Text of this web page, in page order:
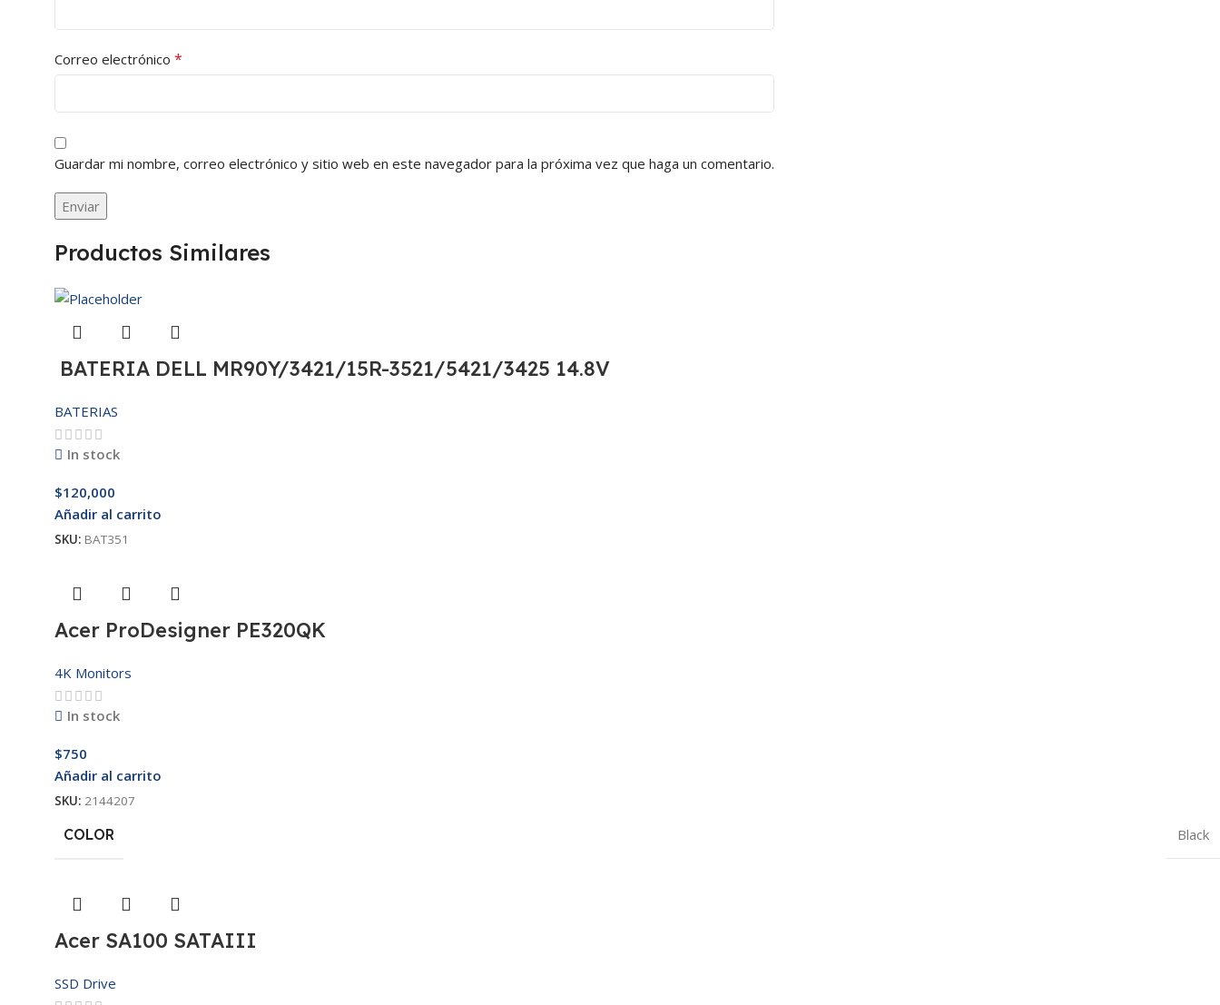
Correo electrónico *
Guardar mi nombre, correo electrónico y sitio web en este navegador para la próxima vez que haga un comentario.
Productos Similares
BATERIA DELL MR90Y/3421/15R-3521/5421/3425 14.8V
BATERIAS
In stock
$120,000
Añadir al carrito
SKU: BAT351
Acer ProDesigner PE320QK
4K Monitors
In stock
$750
Añadir al carrito
SKU: 2144207
COLOR Black
Acer SA100 SATAIII
SSD Drive